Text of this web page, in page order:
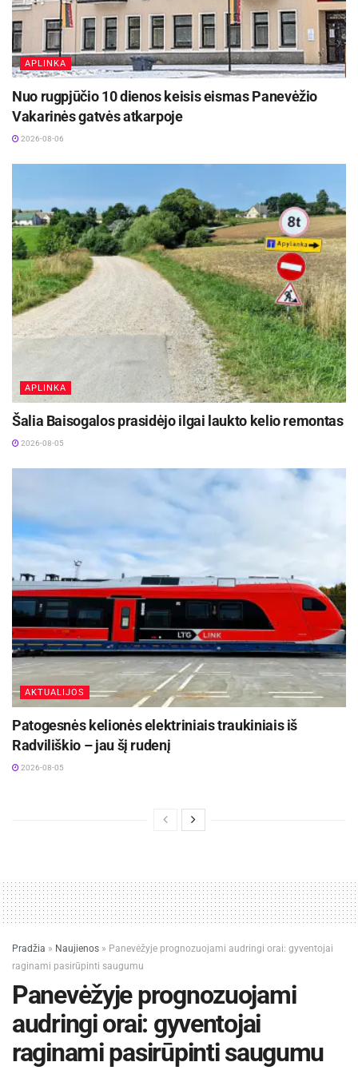
APLINKA
Nuo rugpjūčio 10 dienos keisis eismas Panevėžio
Vakarinės gatvės atkarpoje
2026-08-06
APLINKA
Šalia Baisogalos prasidėjo ilgai laukto kelio remontas
2026-08-05
AKTUALIJOS
Patogesnės kelionės elektriniais traukiniais iš
Radviliškio – jau šį rudenį
2026-08-05
Pradžia » Naujienos » Panevėžyje prognozuojami audringi orai: gyventojai
raginami pasirūpinti saugumu
Panevėžyje prognozuojami
audringi orai: gyventojai
raginami pasirūpinti saugumu